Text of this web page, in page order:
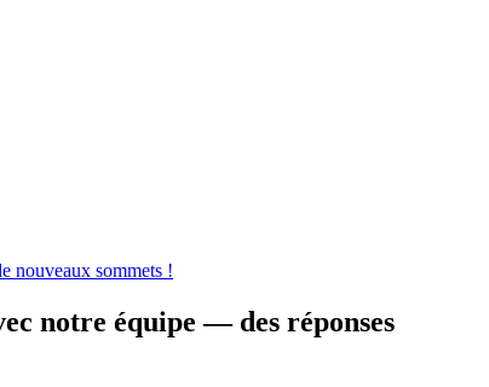
nouveaux sommets !
notre équipe — des réponses